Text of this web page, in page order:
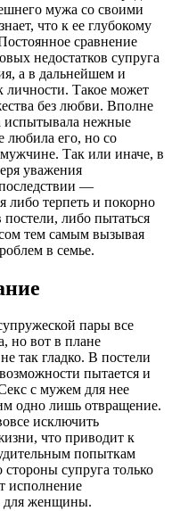
мужа со своими
что к ее глубокому
сравнение
недостатков супруга
а в дальнейшем и
личности. Такое может
без любви. Вполне
испытывала нежные
любила его, но со
Так или иначе, в
уважения
—
либо терпеть и покорно
либо пытаться
тем самым вызывая
в семье.
пары все
но вот в плане
так гладко. В постели
пытается и
с мужем для нее
одно лишь отвращение.
исключить
что приводит к
попыткам
стороны супруга только
исполнение
для женщины.